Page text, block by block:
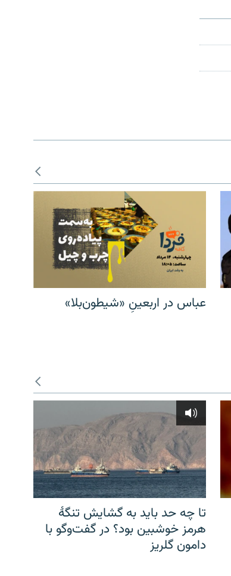
عباس در اربعینِ «شیطون‌بلا»
تا چه حد باید به گشایش تنگهٔ
هرمز خوشبین بود؟ در گفت‌وگو با
دامون گلریز